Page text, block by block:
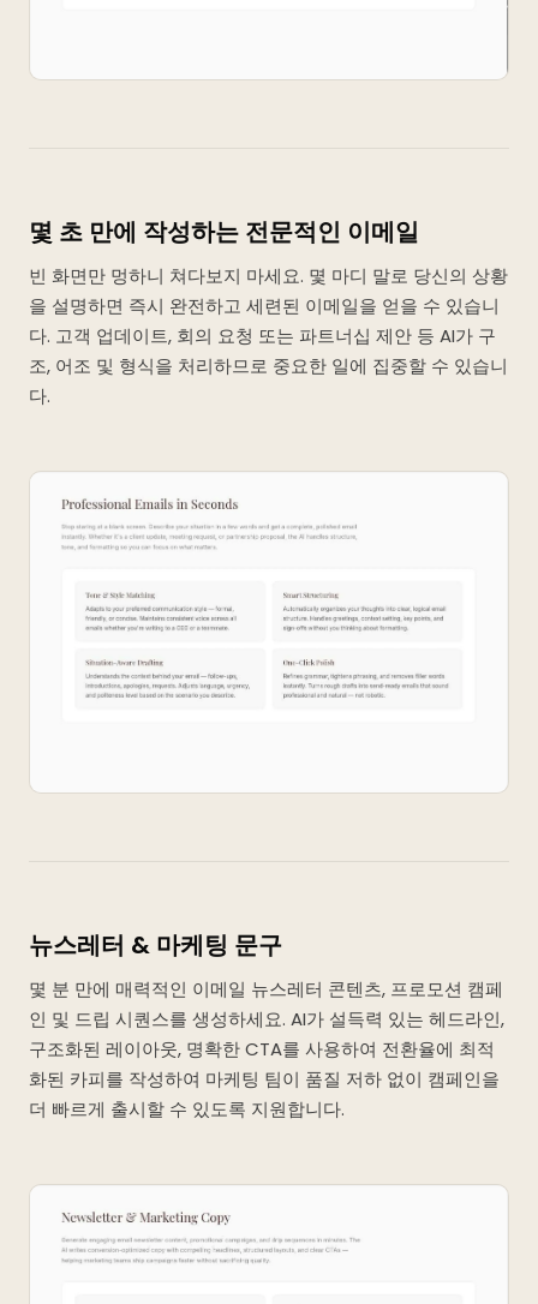
몇 초 만에 작성하는 전문적인 이메일
빈 화면만 멍하니 쳐다보지 마세요. 몇 마디 말로 당신의 상황
을 설명하면 즉시 완전하고 세련된 이메일을 얻을 수 있습니
다. 고객 업데이트, 회의 요청 또는 파트너십 제안 등 AI가 구
조, 어조 및 형식을 처리하므로 중요한 일에 집중할 수 있습니
다.
뉴스레터 & 마케팅 문구
몇 분 만에 매력적인 이메일 뉴스레터 콘텐츠, 프로모션 캠페
인 및 드립 시퀀스를 생성하세요. AI가 설득력 있는 헤드라인,
구조화된 레이아웃, 명확한 CTA를 사용하여 전환율에 최적
화된 카피를 작성하여 마케팅 팀이 품질 저하 없이 캠페인을
더 빠르게 출시할 수 있도록 지원합니다.